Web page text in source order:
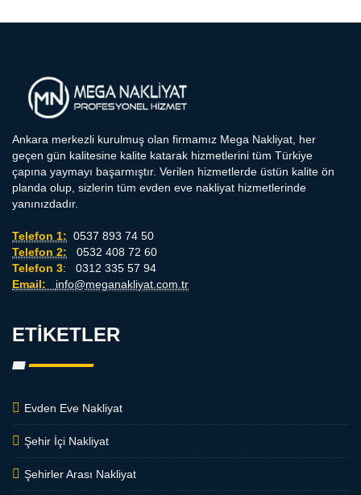
Ankara merkezli kurulmuş olan firmamız Mega Nakliyat, her
geçen gün kalitesine kalite katarak hizmetlerini tüm Türkiye
çapına yaymayı başarmıştır. Verilen hizmetlerde üstün kalite ön
planda olup, sizlerin tüm evden eve nakliyat hizmetlerinde
yanınızdadır.
Telefon 1: 0537 893 74 50
Telefon 2: 0532 408 72 60
Telefon 3: 0312 335 57 94
Email: info@meganakliyat.com.tr
ETIKETLER
Evden Eve Nakliyat
Şehir İçi Nakliyat
Şehirler Arası Nakliyat